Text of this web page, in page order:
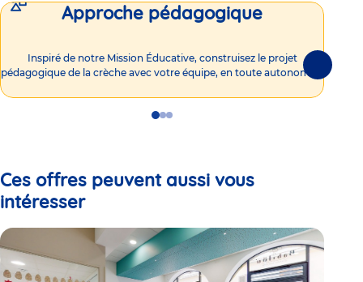
Approche pédagogique
Inspiré de notre Mission Éducative, construisez le projet
pédagogique de la crèche avec votre équipe, en toute autonomie !
GoGoGo
Ces offres peuvent aussi vous
intéresser